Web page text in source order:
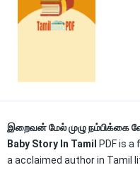
இறைவன் மேல் முழு நம்பிக்கை
Baby Story In Tamil
PDF is
a acclaimed author in Tamil